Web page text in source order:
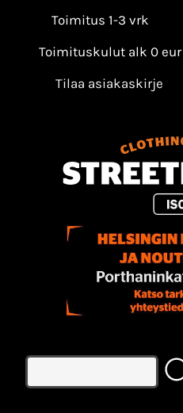
Toimitus 1-3 vrk
Toimituskulut alk 0 eur
Tilaa asiakaskirje